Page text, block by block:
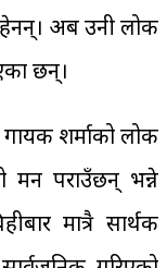
अब उनी लोक
छन्।
शर्माको लोक
मन पराउँछन् भन्ने
मात्रै सार्थक